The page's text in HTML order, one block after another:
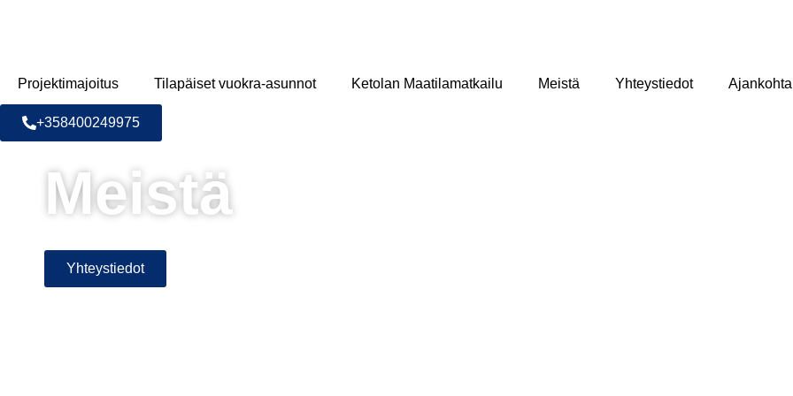
Projektimajoitus Tilapäiset vuokra-asunnot Ketolan Maatilamatkailu Meistä Yhteystiedot
+358400249975
Meistä
Yhteystiedot